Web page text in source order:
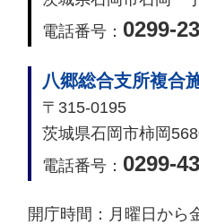
電話番号： 0299-
八郷総合支所複合
〒315-0195
茨城県石岡市柿岡
電話番号： 0299-
開庁時間： 月曜日から